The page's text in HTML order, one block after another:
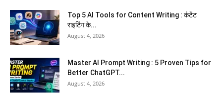
Top 5 AI Tools for Content Writing : कंटेंट
राइटिंग के...
August 4, 2026
Master AI Prompt Writing : 5 Proven Tips for
Better ChatGPT...
August 4, 2026